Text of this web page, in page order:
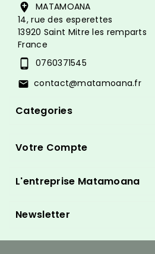
 MATAMOANA
14, rue des esperettes
13920 Saint Mitre les remparts
France
 0760371545
 contact@matamoana.fr
Categories
Votre Compte
L'entreprise Matamoana
Newsletter